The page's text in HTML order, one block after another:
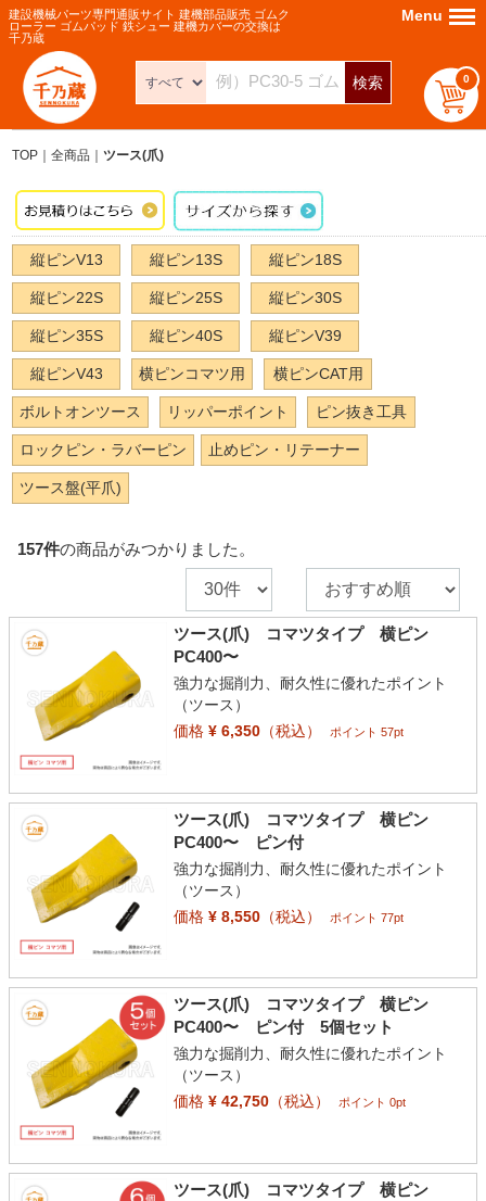
建設機械パーツ専門通販サイト 建機部品販売 ゴムク
ローラー ゴムパッド 鉄シュー 建機カバーの交換は
千乃蔵
検索 0
Menu Menu
TOP 全商品 ツース(爪)
縦ピンV13 縦ピン13S 縦ピン18S
縦ピン22S 縦ピン25S 縦ピン30S
縦ピン35S 縦ピン40S 縦ピンV39
縦ピンV43 横ピンコマツ用 横ピンCAT用
ボルトオンツース リッパーポイント ピン抜き工具
ロックピン・ラバーピン 止めピン・リテーナー
ツース盤(平爪)
157件の商品がみつかりました。
ツース(爪) コマツタイプ 横ピン
PC400〜
強力な掘削力、耐久性に優れたポイント
（ツース）
価格¥ 6,350（税込） ポイント 57pt
ツース(爪) コマツタイプ 横ピン
PC400〜 ピン付
強力な掘削力、耐久性に優れたポイント
（ツース）
価格¥ 8,550（税込） ポイント 77pt
ツース(爪) コマツタイプ 横ピン
PC400〜 ピン付 5個セット
強力な掘削力、耐久性に優れたポイント
（ツース）
価格¥ 42,750（税込） ポイント 0pt
ツース(爪) コマツタイプ 横ピン